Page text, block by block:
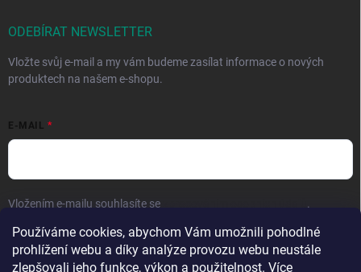
Používáme cookies, abychom Vám umožnili pohodlné
prohlížení webu a díky analýze provozu webu neustále
zlepšovali jeho funkce, výkon a použitelnost. Více
ODEBÍRAT NEWSLETTER
Vložte svůj e-mail a my vám budeme zasílat informace o nových
produktech na našem e-shopu.
E-MAIL
Vložením e-mailu souhlasíte se .
Přihlásit se